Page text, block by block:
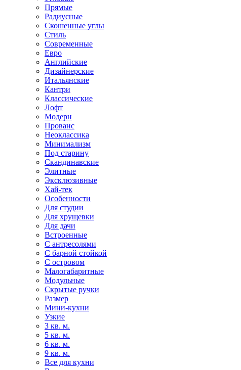
Прямые
Радиусные
Скошенные углы
Стиль
Современные
Евро
Английские
Дизайнерские
Итальянские
Кантри
Классические
Лофт
Модерн
Прованс
Неоклассика
Минимализм
Под старину
Скандинавские
Элитные
Эксклюзивные
Хай-тек
Особенности
Для студии
Для хрущевки
Для дачи
Встроенные
С антресолями
С барной стойкой
С островом
Малогабаритные
Модульные
Скрытые ручки
Размер
Мини-кухни
Узкие
3 кв. м.
5 кв. м.
6 кв. м.
9 кв. м.
Все для кухни